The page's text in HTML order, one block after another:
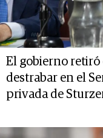
El gobierno
destrabar en el
privada de